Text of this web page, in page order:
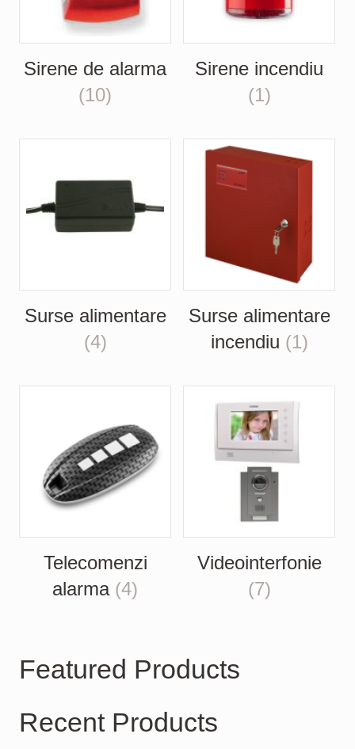
Sirene de alarma
(10)
Sirene incendiu
(1)
Surse alimentare
(4)
Surse alimentare
incendiu (1)
Telecomenzi
alarma (4)
Videointerfonie
(7)
Featured Products
Recent Products